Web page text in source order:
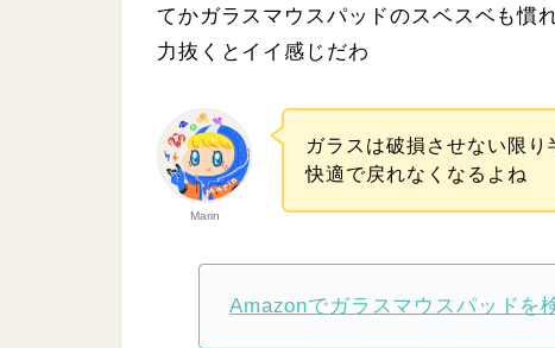
てかガラスマウスパッドのスベスベも慣
力抜くとイイ感じだわ
Marin
ガラスは破損させない限
快適で戻れなくなるよね
Amazonでガラスマウスパッドを